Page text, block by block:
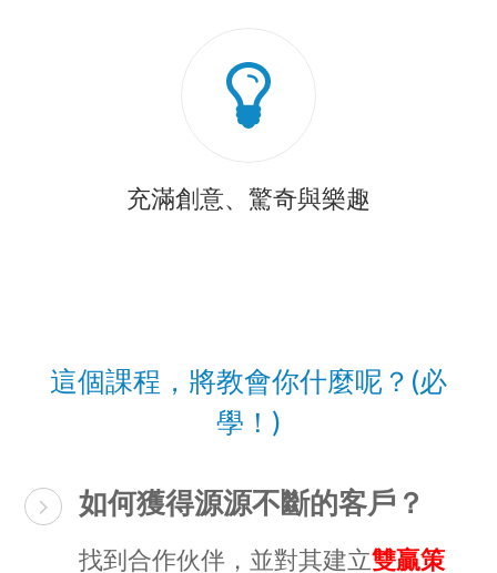
充滿創意、驚奇與樂趣
這個課程，將教會你什麼呢？(必
學！)​
如何獲得源源不斷的客戶？​
​找到合作伙伴，並對其建立雙贏策